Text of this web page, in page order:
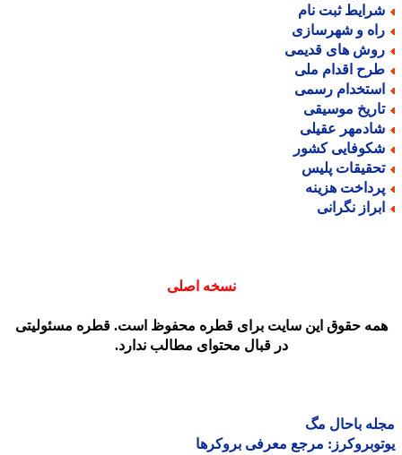
ثبت نام
و شهرسازی
های قدیمی
اقدام ملی
رسمی
موسیقی
عقیلی
کشور
پلیس
هزینه
نگرانی
نسخه اصلی
حقوق این سایت برای قطره محفوظ است. قطره مسئولیتی
در قبال محتوای مطالب ندارد.
باحال مگ
مرجع معرفی بروکرها